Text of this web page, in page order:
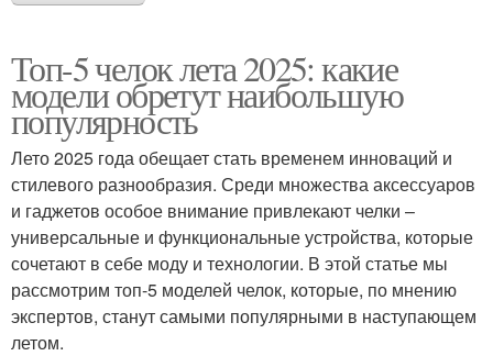
Топ-5 челок лета 2025: какие
модели обретут наибольшую
популярность
Лето 2025 года обещает стать временем инноваций и
стилевого разнообразия. Среди множества аксессуаров
и гаджетов особое внимание привлекают челки –
универсальные и функциональные устройства, которые
сочетают в себе моду и технологии. В этой статье мы
рассмотрим топ-5 моделей челок, которые, по мнению
экспертов, станут самыми популярными в наступающем
летом.